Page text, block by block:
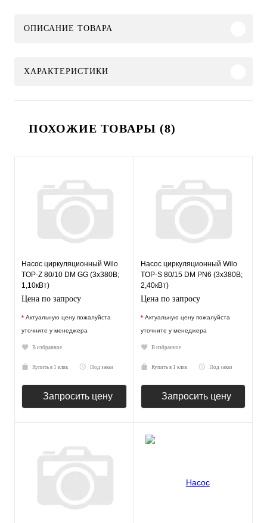
ОПИСАНИЕ ТОВАРА
ХАРАКТЕРИСТИКИ
ПОХОЖИЕ ТОВАРЫ (8)
Насос циркуляционный Wilo
TOP-Z 80/10 DM GG (3х380В;
1,10кВт)
Цена по запросу
* Актуальную цену пожалуйста
уточните у менеджера
В избранное
Купить в 1 клик Под заказ
Запросить цену
Насос циркуляционный Wilo
TOP-S 80/15 DM PN6 (3х380В;
2,40кВт)
Цена по запросу
* Актуальную цену пожалуйста
уточните у менеджера
В избранное
Купить в 1 клик Под заказ
Запросить цену